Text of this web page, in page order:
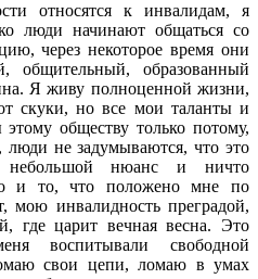
относятся к инвалидам, я
люди начинают общаться со
через некоторое время они
общительный, образованный
Я живу полноценной жизни,
скуки, но все мои таланты и
обществу только потому,
люди не задумываются, что это
небольшой нюанс и ничто
и то, что положено мне по
мою инвалидность преградой,
где царит вечная весна. Это
воспитывали свободной
свои цепи, ломаю в умах